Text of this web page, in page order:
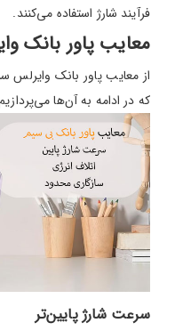
فرآیند شارژ استفاده می‌کنند.
معایب پاور بانک
از معایب پاور بانک وایرلس
که در ادامه به آن‌ها
سرعت شارژ پایین‌تر